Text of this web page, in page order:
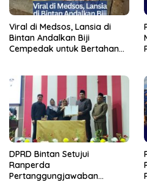
Viral di Medsos, Lansia di
Bintan Andalkan Biji
Cempedak untuk Bertahan
DPRD Bintan Setujui
Ranperda
Pertanggungjawaban